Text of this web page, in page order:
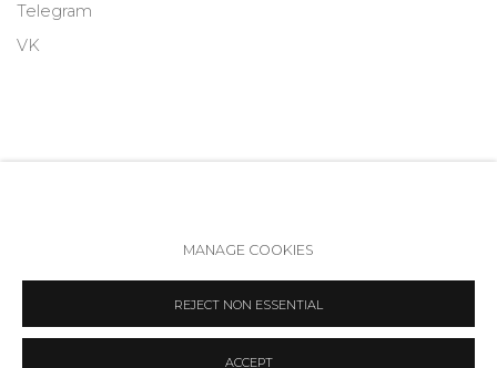
Telegram
VK
COPYRIGHT © 2026 ANNA NOVA GALLERY SITE BY ARTLOGIC
MANAGE COOKIES
REJECT NON ESSENTIAL
ACCEPT